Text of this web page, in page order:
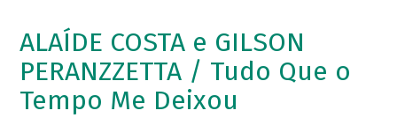
ALAÍDE COSTA e GILSON
PERANZZETTA / Tudo Que o
Tempo Me Deixou